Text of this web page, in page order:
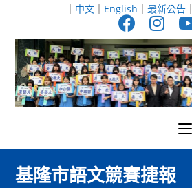
至
｜ 中文｜ English ｜ 最新公告｜
基隆市語文競賽捷報